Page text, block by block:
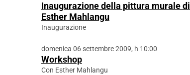
Inaugurazione della pittura murale di
Esther Mahlangu
Inaugurazione
domenica 06 settembre 2009, h 10:00
Workshop
Con Esther Mahlangu